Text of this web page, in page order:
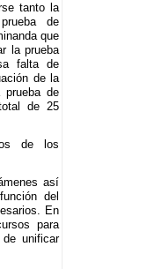
tanto la
de
que
la prueba
falta de
de la
prueba de
de 25
de los
así
del
En
para
unificar